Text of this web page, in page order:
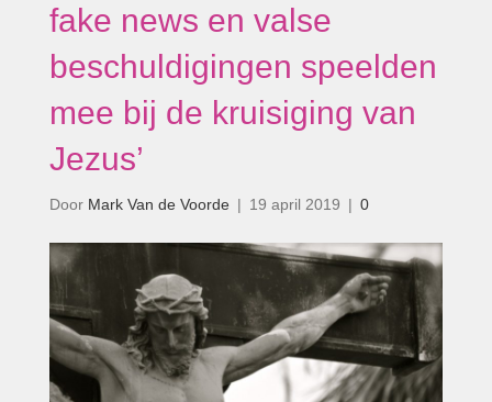
fake news en valse
beschuldigingen speelden
mee bij de kruisiging van
Jezus’
Door Mark Van de Voorde | 19 april 2019 | 0